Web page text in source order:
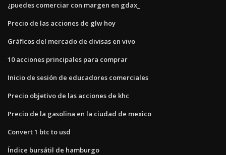
¿puedes comerciar con margen en gdax_
Precio de las acciones de glw hoy
Gráficos del mercado de divisas en vivo
10 acciones principales para comprar
Inicio de sesión de educadores comerciales
Precio objetivo de las acciones de khc
Precio de la gasolina en la ciudad de mexico
Convert 1 btc to usd
Índice bursátil de hamburgo